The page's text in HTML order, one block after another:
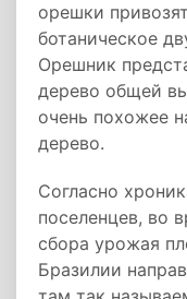
орешки
ботаническое
Орешник
дерево общей
очень похожее
дерево.
Согласно
поселенцев, во
сбора урожая
Бразилии